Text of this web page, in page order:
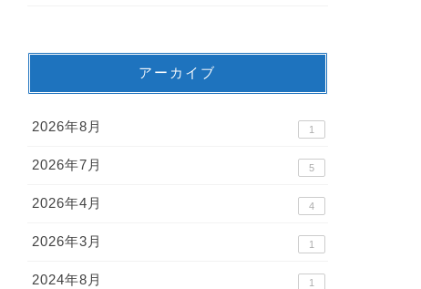
アーカイブ
2026年8月 1
2026年7月 5
2026年4月 4
2026年3月 1
2024年8月 1